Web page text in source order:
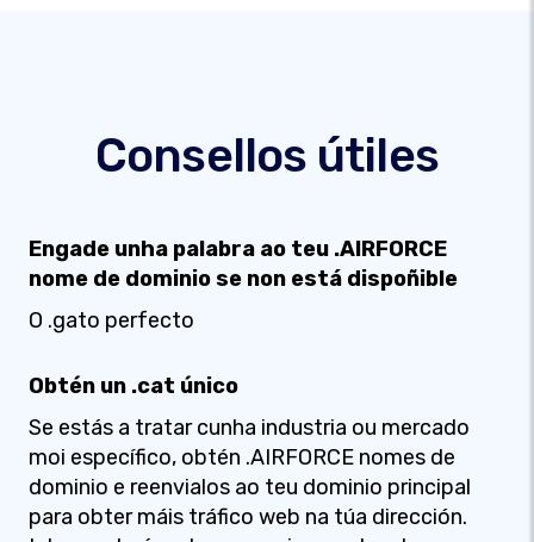
Consellos útiles
Engade unha palabra ao teu .AIRFORCE
nome de dominio se non está dispoñible
O .gato perfecto
Obtén un .cat único
Se estás a tratar cunha industria ou mercado
moi específico, obtén .AIRFORCE nomes de
dominio e reenvialos ao teu dominio principal
para obter máis tráfico web na túa dirección.